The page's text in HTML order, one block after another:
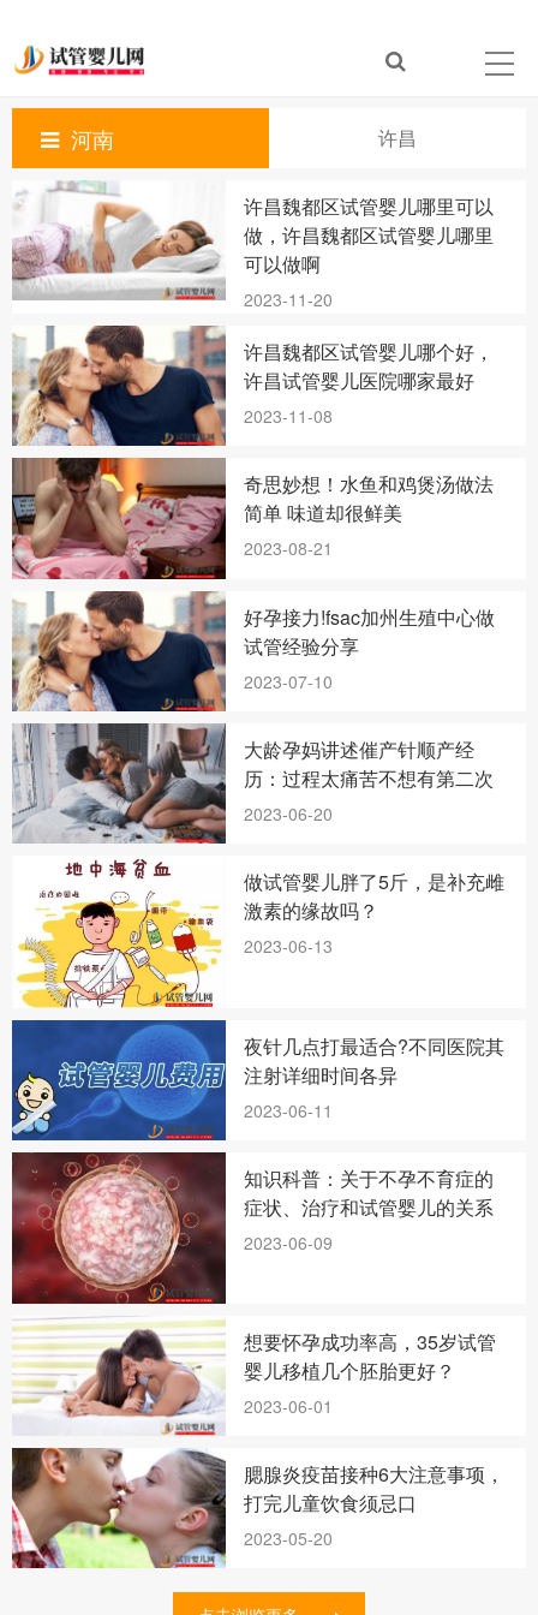
河南 许昌
许昌魏都区试管婴儿哪里可以
做，许昌魏都区试管婴儿哪里
可以做啊
2023-11-20
许昌魏都区试管婴儿哪个好，
许昌试管婴儿医院哪家最好
2023-11-08
奇思妙想！水鱼和鸡煲汤做法
简单 味道却很鲜美
2023-08-21
好孕接力!fsac加州生殖中心做
试管经验分享
2023-07-10
大龄孕妈讲述催产针顺产经
历：过程太痛苦不想有第二次
2023-06-20
做试管婴儿胖了5斤，是补充雌
激素的缘故吗？
2023-06-13
夜针几点打最适合?不同医院其
注射详细时间各异
2023-06-11
知识科普：关于不孕不育症的
症状、治疗和试管婴儿的关系
2023-06-09
想要怀孕成功率高，35岁试管
婴儿移植几个胚胎更好？
2023-06-01
腮腺炎疫苗接种6大注意事项，
打完儿童饮食须忌口
2023-05-20